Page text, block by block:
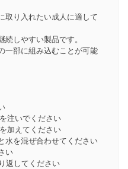
取り入れたい成人に適して
しやすい製品です。
一部に組み込むことが可能
注いでください
加えてください
水を混ぜ合わせてください
い
返してください